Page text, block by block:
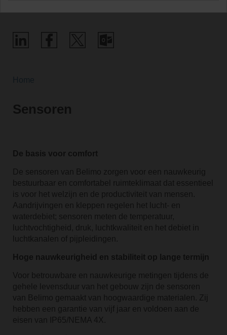
Sensoren
De basis voor comfort
De sensoren van Belimo zorgen voor een nauwkeurig
bestuurbaar en comfortabel ruimteklimaat dat essentieel
is voor het welzijn en de productiviteit van mensen.
Aandrijvingen en kleppen regelen het lucht- en
waterdebiet; sensoren meten de temperatuur,
luchtvochtigheid, druk, luchtkwaliteit en het debiet in
luchtkanalen of pijpleidingen.
Hoge nauwkeurigheid en stabiliteit op lange termijn
Voor betrouwbare en nauwkeurige metingen tijdens de
gehele levensduur van het gebouw zijn de sensoren
van Belimo gemaakt van hoogwaardige materialen. Zij
hebben een garantie van vijf jaar en voldoen aan de
eisen van IP65/NEMA 4X.